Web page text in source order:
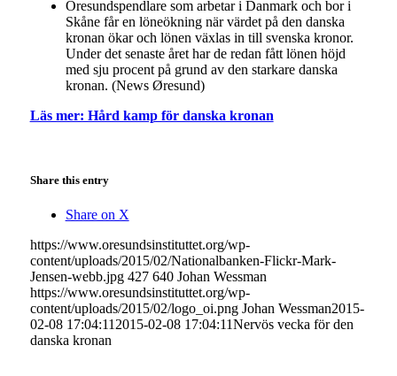
Öresundspendlare som arbetar i Danmark och bor i
Skåne får en löneökning när värdet på den danska
kronan ökar och lönen växlas in till svenska kronor.
Under det senaste året har de redan fått lönen höjd
med sju procent på grund av den starkare danska
kronan. (News Øresund)
Läs mer: Hård kamp för danska kronan
Share this entry
Share on X
https://www.oresundsinstituttet.org/wp-
content/uploads/2015/02/Nationalbanken-Flickr-Mark-
Jensen-webb.jpg 427 640 Johan Wessman
https://www.oresundsinstituttet.org/wp-
content/uploads/2015/02/logo_oi.png Johan Wessman2015-
02-08 17:04:11 2015-02-08 17:04:11Nervös vecka för den
danska kronan